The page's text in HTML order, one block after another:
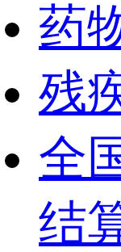
药
残
全
结